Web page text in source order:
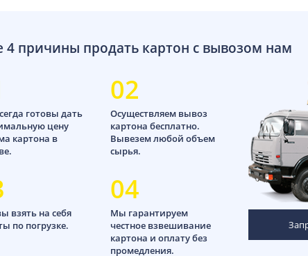
4 причины продать картон с вывозом нам
готовы дать
цену
картона в
02
Осуществляем вывоз
картона бесплатно.
Вывезем любой объем
сырья.
взять на себя
по погрузке.
04
Мы гарантируем
честное взвешивание
картона и оплату без
промедления.